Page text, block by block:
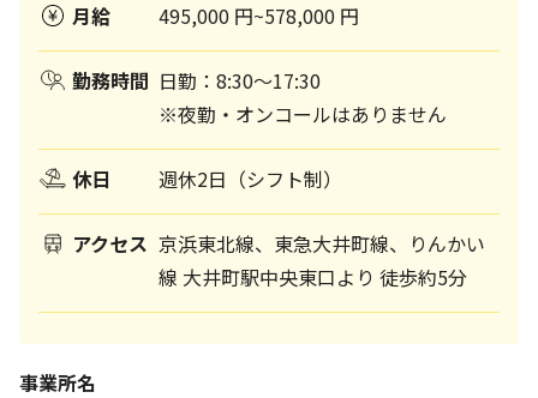
月給 495,000 円~578,000 円
勤務時間 日勤：8:30～17:30
※夜勤・オンコールはありません
休日 週休2日（シフト制）
アクセス 京浜東北線、東急大井町線、りんかい
線 大井町駅中央東口より 徒歩約5分
事業所名